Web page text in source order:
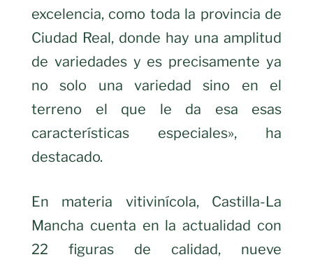
excelencia, como toda la provincia de
Ciudad Real, donde hay una amplitud
de variedades y es precisamente ya
no solo una variedad sino en el
terreno el que le da esa esas
características especiales», ha
destacado.
En materia vitivinícola, Castilla-La
Mancha cuenta en la actualidad con
22 figuras de calidad, nueve